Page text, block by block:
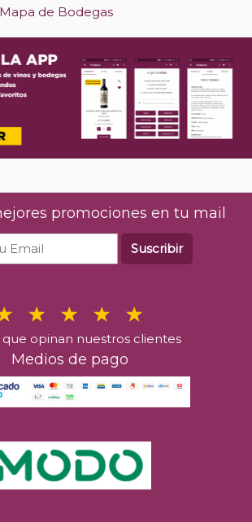
de Bodegas
promociones en tu mail
Suscribir
que opinan nuestros clientes
Medios de pago